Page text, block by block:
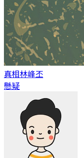
真相林峰丕
懸疑